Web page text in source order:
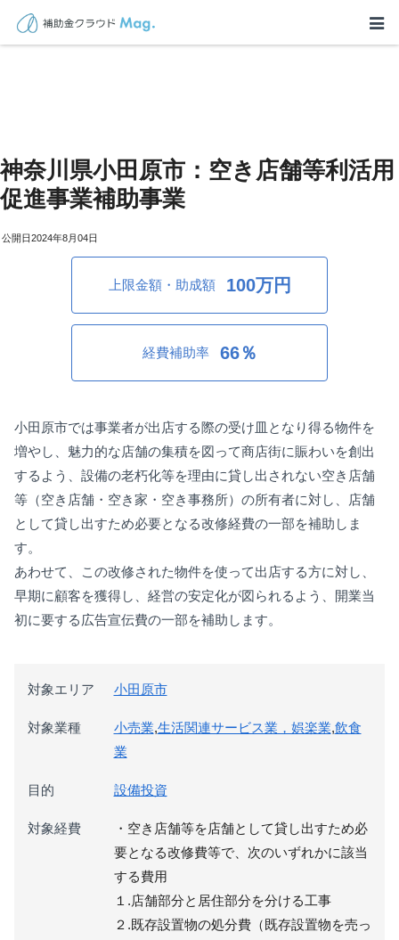
神奈川県小田原市：空き店舗等利活用
促進事業補助事業
2024年8月04日
上限金額・助成額 100万円
経費補助率 66％
小田原市では事業者が出店する際の受け皿となり得る物件を
増やし、魅力的な店舗の集積を図って商店街に賑わいを創出
するよう、設備の老朽化等を理由に貸し出されない空き店舗
等（空き店舗・空き家・空き事務所）の所有者に対し、店舗
として貸し出すため必要となる改修経費の一部を補助しま
す。
あわせて、この改修された物件を使って出店する方に対し、
早期に顧客を獲得し、経営の安定化が図られるよう、開業当
初に要する広告宣伝費の一部を補助します。
対象エリア 小田原市
対象業種 小売業,生活関連サービス業，娯楽業,飲食
業
目的 設備投資
対象経費
・空き店舗等を店舗として貸し出すため必
要となる改修費等で、次のいずれかに該当
する費用
１.店舗部分と居住部分を分ける工事
２.既存設置物の処分費（既存設置物を売っ